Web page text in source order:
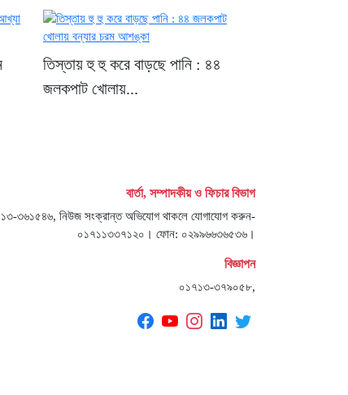
তিস্তায় হু হু করে বাড়ছে পানি : ৪৪
জলকপাট খোলায়...
বার্তা, সম্পাদকীয় ও ফিচার বিভাগ
৩৬১৫৪৬, নিউজ সংক্রান্ত অভিযোগ থাকলে যোগাযোগ করুন-
০১৭১১৩৩৭১২০। ফোন: ০২৯৯৬৬৩৬৫৩৬।
বিজ্ঞাপন
০১৭১৩-৩৭৯০৫৮,